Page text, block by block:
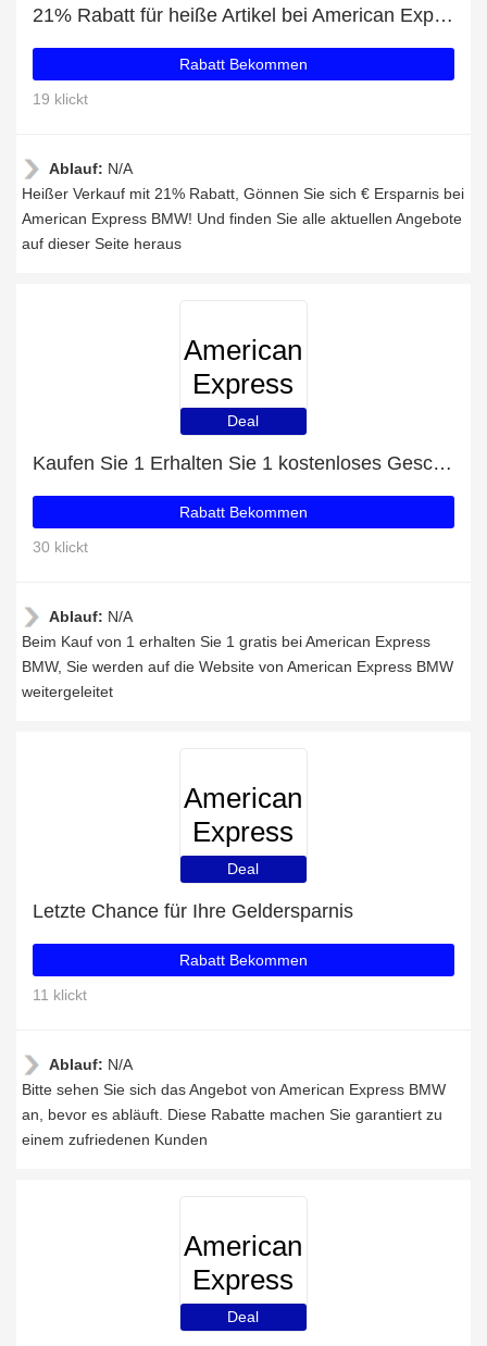
21% Rabatt für heiße Artikel bei American Express BMW
Rabatt Bekommen
19 klickt
Ablauf: N/A
Heißer Verkauf mit 21% Rabatt, Gönnen Sie sich € Ersparnis bei
American Express BMW! Und finden Sie alle aktuellen Angebote
auf dieser Seite heraus
American
Express
BMW
Deal
Kaufen Sie 1 Erhalten Sie 1 kostenloses Geschenk auf ausgewählte Artikel
Rabatt Bekommen
30 klickt
Ablauf: N/A
Beim Kauf von 1 erhalten Sie 1 gratis bei American Express
BMW, Sie werden auf die Website von American Express BMW
weitergeleitet
American
Express
BMW
Deal
Letzte Chance für Ihre Geldersparnis
Rabatt Bekommen
11 klickt
Ablauf: N/A
Bitte sehen Sie sich das Angebot von American Express BMW
an, bevor es abläuft. Diese Rabatte machen Sie garantiert zu
einem zufriedenen Kunden
American
Express
BMW
Deal